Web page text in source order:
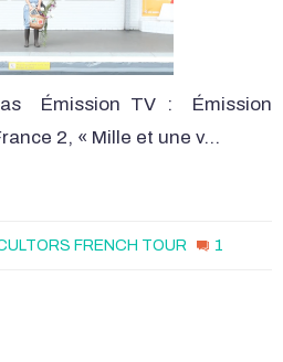
Émission TV : Émission
2, « Mille et une v…
FRENCH TOUR 1